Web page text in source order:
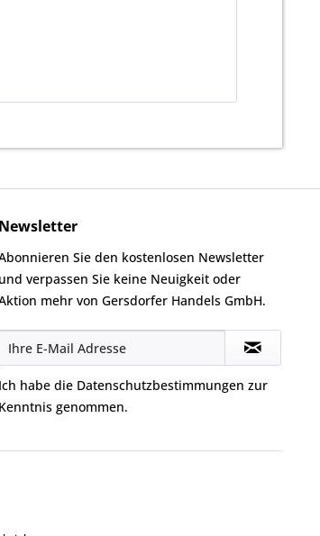
Newsletter
Sie den kostenlosen Newsletter
und verpassen Sie keine Neuigkeit oder
mehr von Gersdorfer Handels GmbH.
Ich habe die Datenschutzbestimmungen zur
Kenntnis genommen.